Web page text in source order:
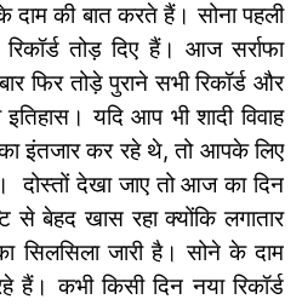
की बात करते हैं। सोना पहली
तोड़ दिए हैं। आज सर्राफा
फिर तोड़े पुराने सभी रिकॉर्ड और
यदि आप भी शादी विवाह
इंतजार कर रहे थे, तो आपके लिए
देखा जाए तो आज का दिन
से बेहद खास रहा क्योंकि लगातार
सिलसिला जारी है। सोने के दाम
कभी किसी दिन नया रिकॉर्ड